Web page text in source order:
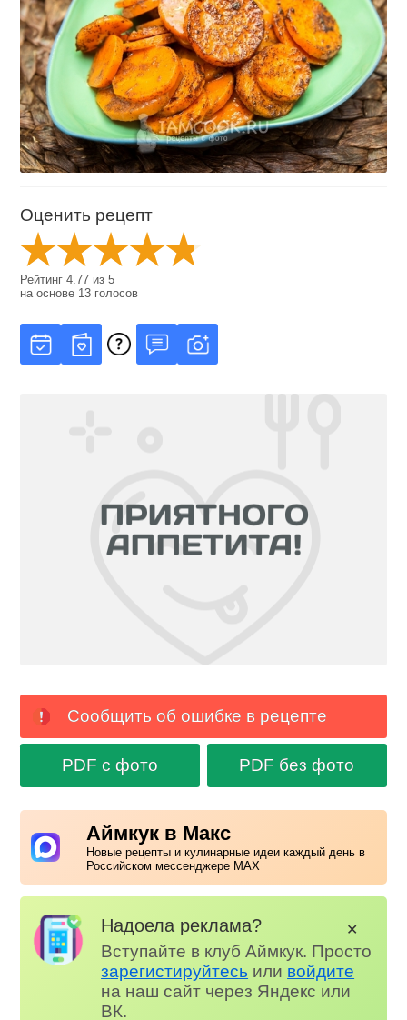
Оценить рецепт
Рейтинг4.77 из5
на основе 13 голосов
Сообщить об ошибке в рецепте
PDF с фото PDF без фото
Аймкук в Макс
Новые рецепты и кулинарные идеи каждый день в
Российском мессенджере MAX
Надоела реклама?
Вступайте в клуб Аймкук. Просто
зарегистируйтесь или войдите
на наш сайт через Яндекс или
ВК.
✕